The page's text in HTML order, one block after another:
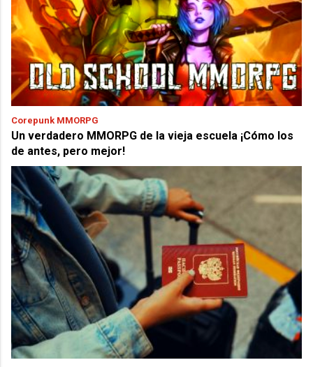
Corepunk MMORPG
Un verdadero MMORPG de la vieja escuela ¡Cómo los
de antes, pero mejor!